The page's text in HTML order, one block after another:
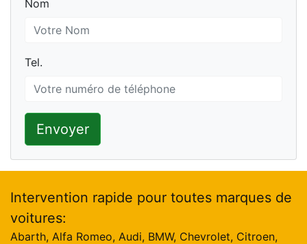
Nom
Nom
Tel.
Tel.
Envoyer
Intervention rapide pour toutes marques de
voitures:
Abarth, Alfa Romeo, Audi, BMW, Chevrolet, Citroen,